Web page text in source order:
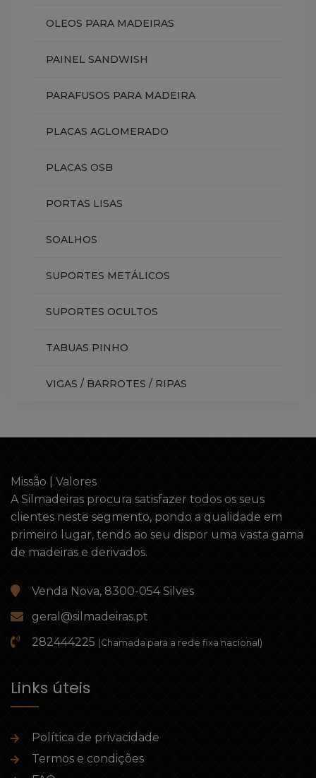
OLEOS PARA MADEIRAS
PAINEL SANDWISH
PARAFUSOS PARA MADEIRA
PLACAS AGLOMERADO
PLACAS OSB
PORTAS LISAS
SOALHOS
SUPORTES METÁLICOS
SUPORTES OCULTOS
TABUAS PINHO
VIGAS / BARROTES / RIPAS
Missão | Valores
A Silmadeiras procura satisfazer todos os seus
clientes neste segmento, pondo a qualidade em
primeiro lugar, tendo ao seu dispor uma vasta gama
de madeiras e derivados.
Venda Nova, 8300-054 Silves
geral@silmadeiras.pt
282444225 (Chamada para a rede fixa nacional)
Links úteis
Política de privacidade
Termos e condições